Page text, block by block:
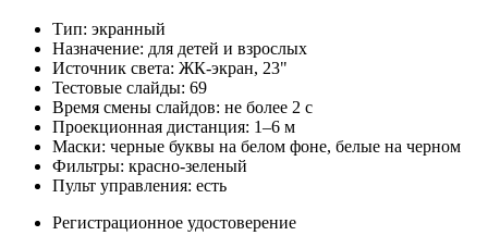
Тип: экранный
Назначение: для детей и взрослых
Источник света: ЖК-экран, 23"
Тестовые слайды: 69
Время смены слайдов: не более 2 с
Проекционная дистанция: 1–6 м
Маски: черные буквы на белом фоне, белые на черном
Фильтры: красно-зеленый
Пульт управления: есть
Регистрационное удостоверение